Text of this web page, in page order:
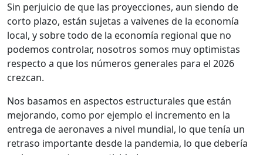
Sin perjuicio de que las proyecciones, aun siendo de
corto plazo, están sujetas a vaivenes de la economía
local, y sobre todo de la economía regional que no
podemos controlar, nosotros somos muy optimistas
respecto a que los números generales para el 2026
crezcan.
Nos basamos en aspectos estructurales que están
mejorando, como por ejemplo el incremento en la
entrega de aeronaves a nivel mundial, lo que tenía un
retraso importante desde la pandemia, lo que debería